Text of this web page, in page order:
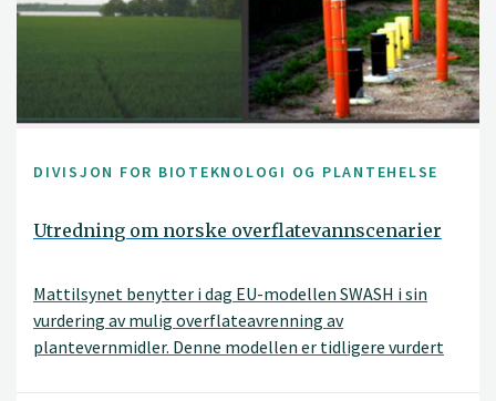
DIVISJON FOR BIOTEKNOLOGI OG PLANTEHELSE
Utredning om norske overflatevannscenarier
Mattilsynet benytter i dag EU-modellen SWASH i sin
vurdering av mulig overflateavrenning av
plantevernmidler. Denne modellen er tidligere vurdert